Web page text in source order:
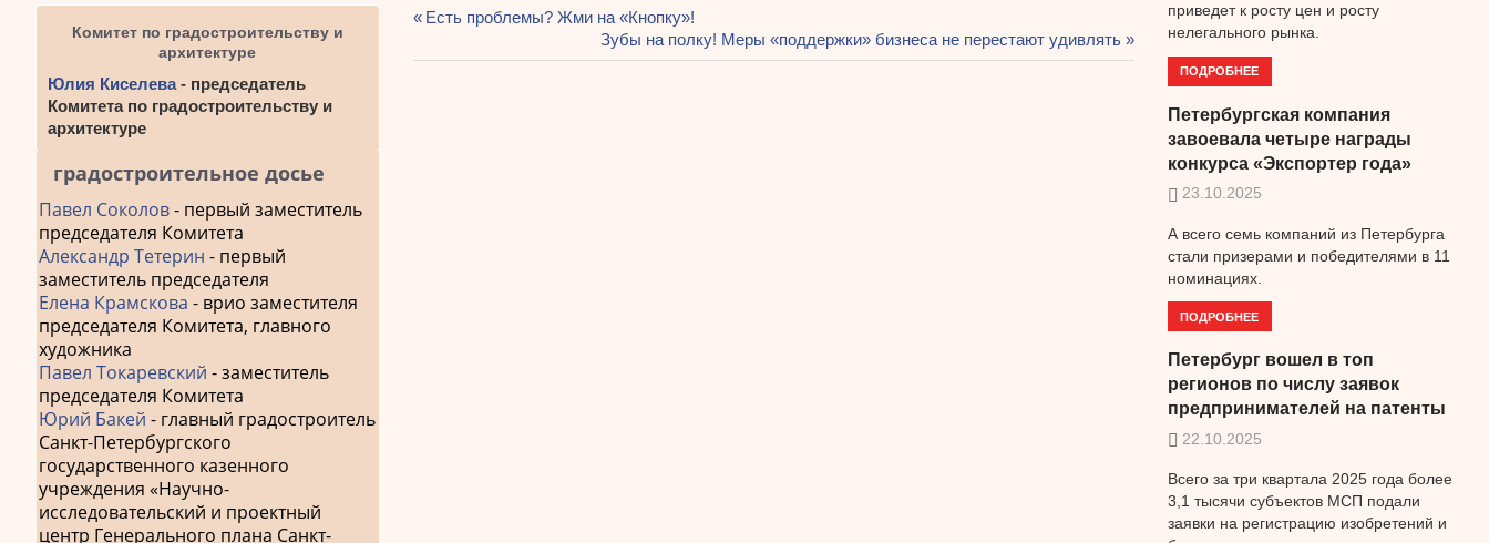
Предыдущая
Есть проблемы? Жми на «Кнопку»!
Следующая
запись:
Зубы на полку! Меры «поддержки» бизнеса не перестают удивлять
Комитет по градостроительству и
архитектуре
Юлия Киселева- председатель
Комитета по градостроительству и
архитектуре
градостроительное досье
Павел Соколов- первый заместитель
председателя Комитета
Александр Тетерин - первый
заместитель председателя
Елена Крамскова - врио заместителя
председателя Комитета, главного
художника
Павел Токаревский - заместитель
председателя Комитета
Юрий Бакей - главный градостроитель
Санкт-Петербургского
государственного казенного
учреждения «Научно-
исследовательский и проектный
центр Генерального плана Санкт-
приведет к росту цен и росту
нелегального рынка.
ПОДРОБНЕЕ
Петербургская компания
завоевала четыре награды
конкурса «Экспортер года»
23.10.2025
А всего семь компаний из Петербурга
стали призерами и победителями в 11
номинациях.
ПОДРОБНЕЕ
Петербург вошел в топ
регионов по числу заявок
предпринимателей на патенты
22.10.2025
Всего за три квартала 2025 года более
3,1 тысячи субъектов МСП подали
заявки на регистрацию изобретений и